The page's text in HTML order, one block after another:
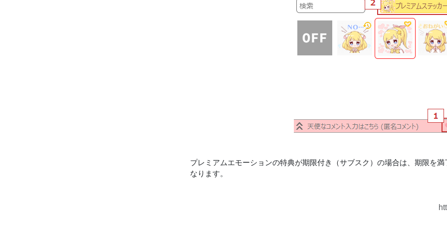
プレミアムエモーションの特典が期限付き（サブスク）の場合は、期限を
なります。